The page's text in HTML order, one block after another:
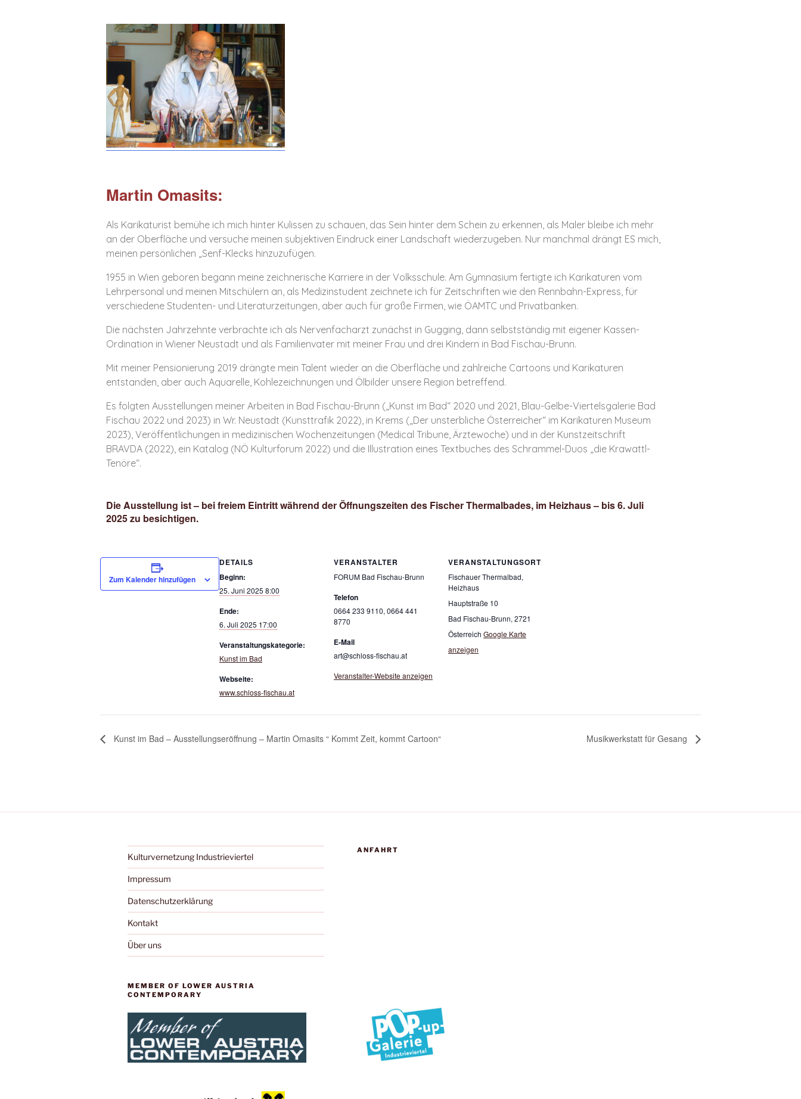
Martin Omasits:
Als Karikaturist bemühe ich mich hinter Kulissen zu schauen, das Sein hinter dem Schein zu erkennen, als Maler bleibe ich mehr
an der Oberfläche und versuche meinen subjektiven Eindruck einer Landschaft wiederzugeben. Nur manchmal drängt ES mich,
meinen persönlichen „Senf-Klecks hinzuzufügen.
1955 in Wien geboren begann meine zeichnerische Karriere in der Volksschule. Am Gymnasium fertigte ich Karikaturen vom
Lehrpersonal und meinen Mitschülern an, als Medizinstudent zeichnete ich für Zeitschriften wie den Rennbahn-Express, für
verschiedene Studenten- und Literaturzeitungen, aber auch für große Firmen, wie ÖAMTC und Privatbanken.
Die nächsten Jahrzehnte verbrachte ich als Nervenfacharzt zunächst in Gugging, dann selbstständig mit eigener Kassen-
Ordination in Wiener Neustadt und als Familienvater mit meiner Frau und drei Kindern in Bad Fischau-Brunn.
Mit meiner Pensionierung 2019 drängte mein Talent wieder an die Oberfläche und zahlreiche Cartoons und Karikaturen
entstanden, aber auch Aquarelle, Kohlezeichnungen und Ölbilder unsere Region betreffend.
Es folgten Ausstellungen meiner Arbeiten in Bad Fischau-Brunn („Kunst im Bad“ 2020 und 2021, Blau-Gelbe-Viertelsgalerie Bad
Fischau 2022 und 2023) in Wr. Neustadt (Kunsttrafik 2022), in Krems („Der unsterbliche Österreicher“ im Karikaturen Museum
2023), Veröffentlichungen in medizinischen Wochenzeitungen (Medical Tribune, Ärztewoche) und in der Kunstzeitschrift
BRAVDA (2022), ein Katalog (NÖ Kulturforum 2022) und die Illustration eines Textbuches des Schrammel-Duos „die Krawattl-
Tenöre“.
Die Ausstellung ist – bei freiem Eintritt während der Öffnungszeiten des Fischer Thermalbades, im Heizhaus – bis 6. Juli
2025 zu besichtigen.
Zum Kalender hinzufügen
DETAILS
Beginn:
25. Juni 2025 8:00
Ende:
6. Juli 2025 17:00
Veranstaltungskategorie:
Kunst im Bad
Webseite:
www.schloss-fischau.at
VERANSTALTER
FORUM Bad Fischau-Brunn
Telefon
0664 233 9110, 0664 441
8770
E-Mail
art@schloss-fischau.at
Veranstalter-Website anzeigen
VERANSTALTUNGSORT
Fischauer Thermalbad,
Heizhaus
Hauptstraße 10
Bad Fischau-Brunn, 2721
Österreich Google Karte
anzeigen
Kunst im Bad – Ausstellungseröffnung – Martin Omasits “ Kommt Zeit, kommt Cartoon“ Musikwerkstatt für Gesang
Kulturvernetzung Industrieviertel
Impressum
Datenschutzerklärung
Kontakt
Über uns
MEMBER OF LOWER AUSTRIA
CONTEMPORARY
ANFAHRT